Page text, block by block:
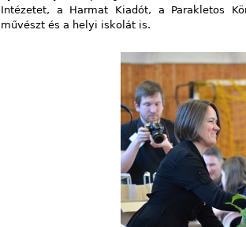
Intézetet, a Harmat Kiadót, a Parakletos
művészt és a helyi iskolát is.